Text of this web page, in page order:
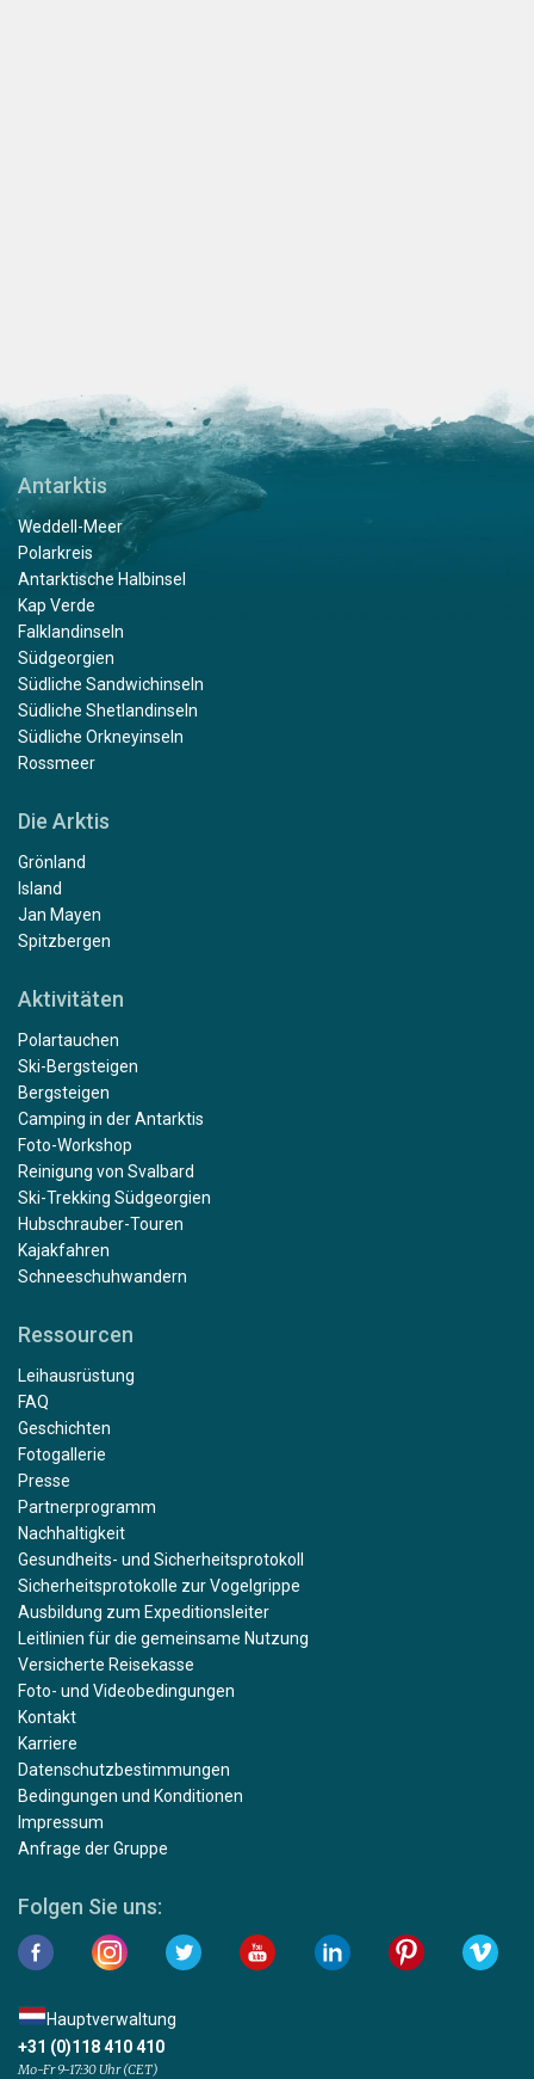
Antarktis
Weddell-Meer
Polarkreis
Antarktische Halbinsel
Kap Verde
Falklandinseln
Südgeorgien
Südliche Sandwichinseln
Südliche Shetlandinseln
Südliche Orkneyinseln
Rossmeer
Die Arktis
Grönland
Island
Jan Mayen
Spitzbergen
Aktivitäten
Polartauchen
Ski-Bergsteigen
Bergsteigen
Camping in der Antarktis
Foto-Workshop
Reinigung von Svalbard
Ski-Trekking Südgeorgien
Hubschrauber-Touren
Kajakfahren
Schneeschuhwandern
Ressourcen
Leihausrüstung
FAQ
Geschichten
Fotogallerie
Presse
Partnerprogramm
Nachhaltigkeit
Gesundheits- und Sicherheitsprotokoll
Sicherheitsprotokolle zur Vogelgrippe
Ausbildung zum Expeditionsleiter
Leitlinien für die gemeinsame Nutzung
Versicherte Reisekasse
Foto- und Videobedingungen
Kontakt
Karriere
Datenschutzbestimmungen
Bedingungen und Konditionen
Impressum
Anfrage der Gruppe
Folgen Sie uns:
Hauptverwaltung
+31 (0)118 410 410
Mo-Fr 9-17:30 Uhr (CET)